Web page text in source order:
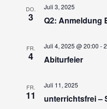
DO.
3 Q2: Anmeldung
Juli 3, 2025
FR.
4 Abiturfeier
Juli 4, 2025 @ 20:00 -
FR.
11 unterrichtsfrei –
Juli 11, 2025